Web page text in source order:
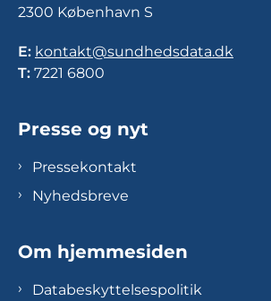
2300 København S
E: kontakt@sundhedsdata.dk
T: 7221 6800
Presse og nyt
Pressekontakt
Nyhedsbreve
Om hjemmesiden
Databeskyttelsespolitik